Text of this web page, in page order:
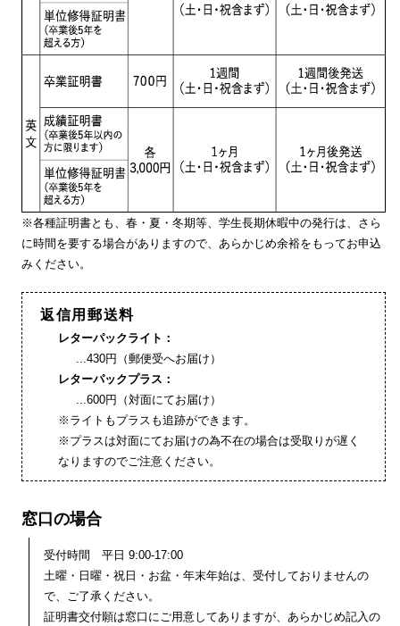
※各種証明書とも、春・夏・冬期等、学生長期休暇中の発行は、さら
に時間を要する場合がありますので、あらかじめ余裕をもってお申込
みください。
返信用郵送料
レターパックライト：
...430円（郵便受へお届け）
レターパックプラス：
...600円（対面にてお届け）
※ライトもプラスも追跡ができます。
※プラスは対面にてお届けの為不在の場合は受取りが遅く
なりますのでご注意ください。
窓口の場合
受付時間 平日 9:00-17:00
土曜・日曜・祝日・お盆・年末年始は、受付しておりませんの
で、ご了承ください。
証明書交付願は窓口にご用意してありますが、あらかじめ記入の